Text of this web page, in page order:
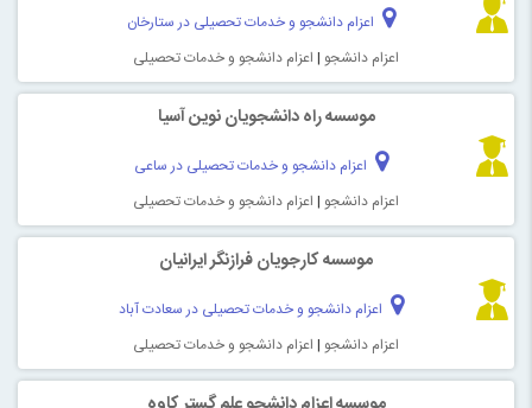
اعزام دانشجو و خدمات تحصیلی در ستارخان
اعزام دانشجو | اعزام دانشجو و خدمات تحصیلی
موسسه راه دانشجویان نوین آسیا
اعزام دانشجو و خدمات تحصیلی در ساعی
اعزام دانشجو | اعزام دانشجو و خدمات تحصیلی
موسسه کارجویان فرازنگر ایرانیان
اعزام دانشجو و خدمات تحصیلی در سعادت آباد
اعزام دانشجو | اعزام دانشجو و خدمات تحصیلی